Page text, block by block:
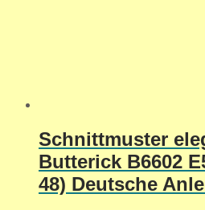
Schnittmuster
Butterick B6602
48) Deutsche